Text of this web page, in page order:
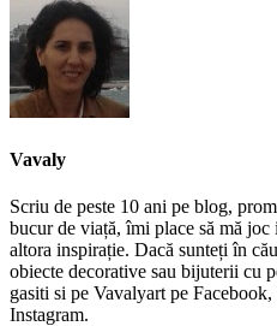
Vavaly
Scriu de peste 10 ani pe blog,
bucur de viață, îmi place să mă joc
altora inspirație. Dacă sunteți în
obiecte decorative sau bijuterii cu
gasiti si pe Vavalyart pe
Instagram.